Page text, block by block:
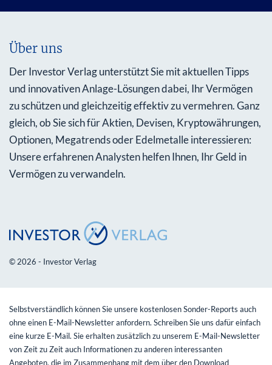
Über uns
Der Investor Verlag unterstützt Sie mit aktuellen Tipps
und innovativen Anlage-Lösungen dabei, Ihr Vermögen
zu schützen und gleichzeitig effektiv zu vermehren. Ganz
gleich, ob Sie sich für Aktien, Devisen, Kryptowährungen,
Optionen, Megatrends oder Edelmetalle interessieren:
Unsere erfahrenen Analysten helfen Ihnen, Ihr Geld in
Vermögen zu verwandeln.
© 2026 - Investor Verlag
Selbstverständlich können Sie unsere kostenlosen Sonder-Reports auch
ohne einen E-Mail-Newsletter anfordern. Schreiben Sie uns dafür einfach
eine kurze E-Mail. Sie erhalten zusätzlich zu unserem E-Mail-Newsletter
von Zeit zu Zeit auch Informationen zu anderen interessanten
Angeboten, die im Zusammenhang mit dem über den Download